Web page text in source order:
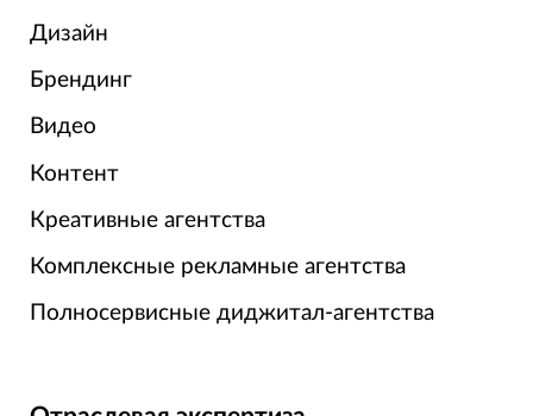
Дизайн
Брендинг
Видео
Контент
Креативные агентства
Комплексные рекламные агентства
Полносервисные диджитал-агентства